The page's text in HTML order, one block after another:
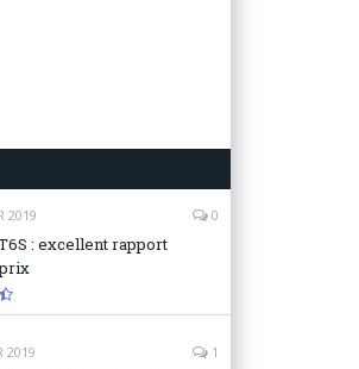
2019 0
: excellent rapport
2019 1